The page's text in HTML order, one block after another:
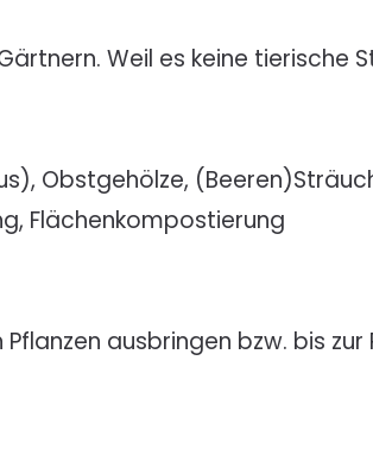
Weil es keine tierische
Obstgehölze,
Flächenkompostierung
ausbringen bzw. bis